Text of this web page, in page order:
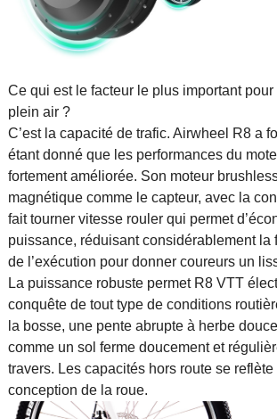
Ce qui est le facteur le plus important
plein air ?
C’est la capacité de trafic. Airwheel R8 a
étant donné que les performances du
fortement améliorée. Son moteur
magnétique comme le capteur, avec la
fait tourner vitesse rouler qui permet
puissance, réduisant considérablement la
de l’exécution pour donner coureurs un
La puissance robuste permet R8 VTT
conquête de tout type de conditions
la bosse, une pente abrupte à herbe
comme un sol ferme doucement et
travers. Les capacités hors route se
conception de la roue.